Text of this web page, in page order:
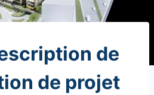
de
de projet